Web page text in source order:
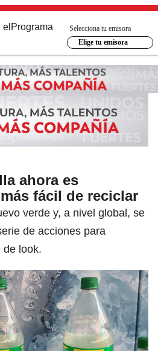
Programa
Selecciona tu emisora
Elige tu emisora
ahora es
fácil de reciclar
verde y, a nivel global, se
de acciones para
de look.